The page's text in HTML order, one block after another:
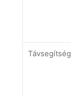
Távsegítség